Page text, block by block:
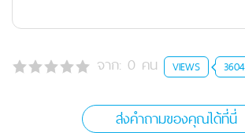
จาก: 0 คน VIEWS 3604
ส่งคำถามของคุณได้ที่นี่